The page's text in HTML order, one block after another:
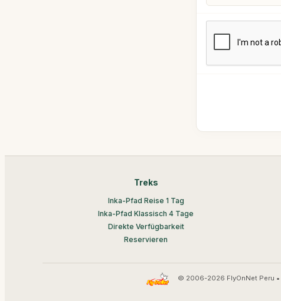
Treks
Inka-Pfad Reise 1 Tag
Inka-Pfad Klassisch 4 Tage
Direkte Verfügbarkeit
Reservieren
© 2006-2026 FlyOnNet Peru •